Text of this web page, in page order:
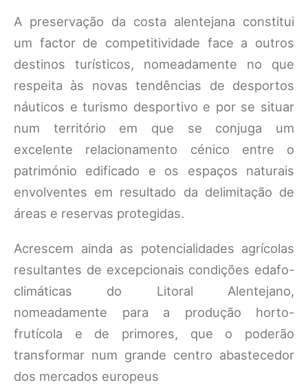
A preservação da costa alentejana constitui
um factor de competitividade face a outros
destinos turísticos, nomeadamente no que
respeita às novas tendências de desportos
náuticos e turismo desportivo e por se situar
num território em que se conjuga um
excelente relacionamento cénico entre o
património edificado e os espaços naturais
envolventes em resultado da delimitação de
áreas e reservas protegidas.
Acrescem ainda as potencialidades agrícolas
resultantes de excepcionais condições edafo-
climáticas do Litoral Alentejano,
nomeadamente para a produção horto-
frutícola e de primores, que o poderão
transformar num grande centro abastecedor
dos mercados europeus